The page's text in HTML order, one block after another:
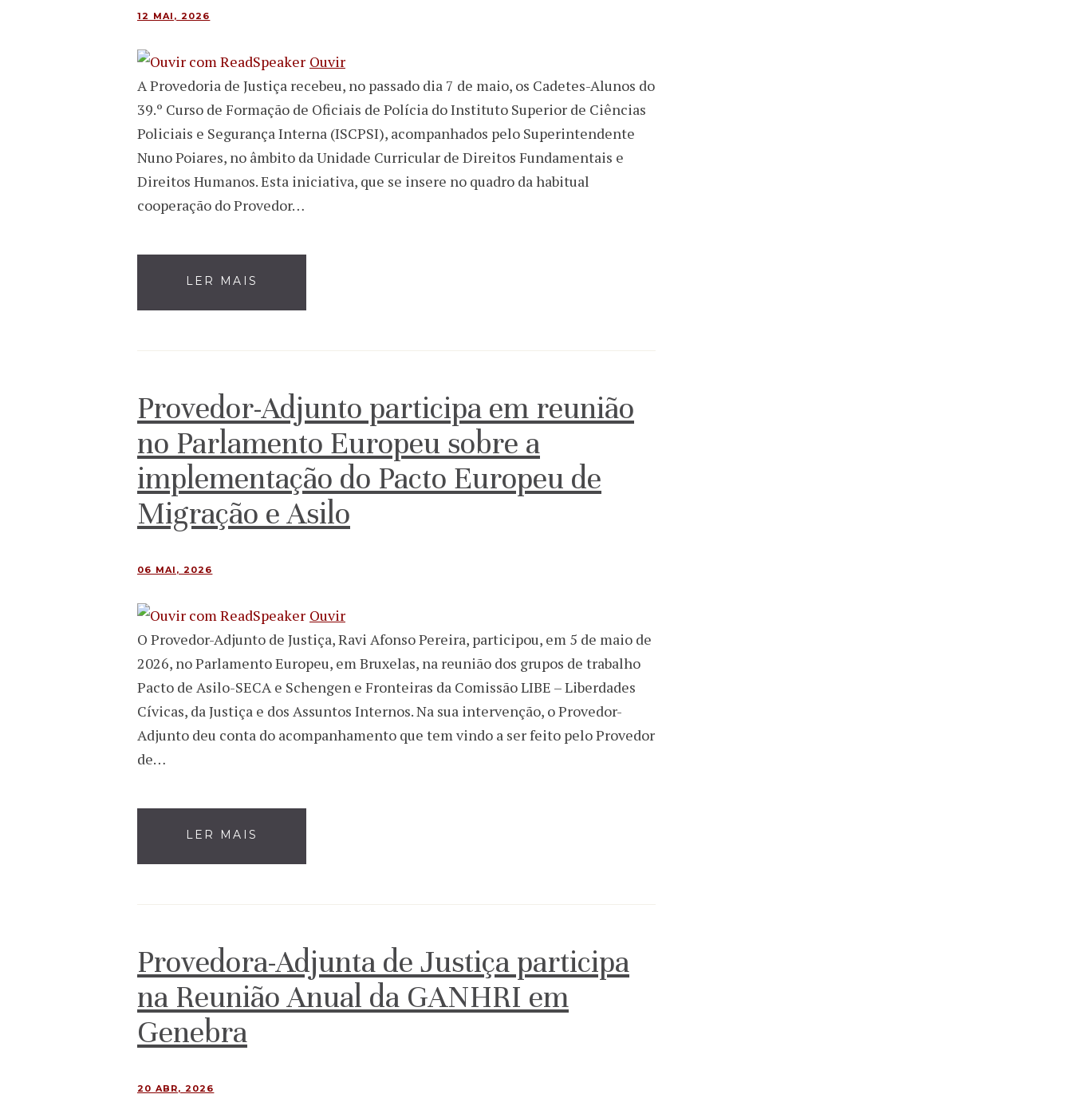
12 MAI, 2026
Ouvir
A Provedoria de Justiça recebeu, no passado dia 7 de maio, os Cadetes-Alunos do
39.º Curso de Formação de Oficiais de Polícia do Instituto Superior de Ciências
Policiais e Segurança Interna (ISCPSI), acompanhados pelo Superintendente
Nuno Poiares, no âmbito da Unidade Curricular de Direitos Fundamentais e
Direitos Humanos. Esta iniciativa, que se insere no quadro da habitual
cooperação do Provedor…
LER MAIS
Provedor-Adjunto participa em reunião
no Parlamento Europeu sobre a
implementação do Pacto Europeu de
Migração e Asilo
06 MAI, 2026
Ouvir
O Provedor-Adjunto de Justiça, Ravi Afonso Pereira, participou, em 5 de maio de
2026, no Parlamento Europeu, em Bruxelas, na reunião dos grupos de trabalho
Pacto de Asilo-SECA e Schengen e Fronteiras da Comissão LIBE – Liberdades
Cívicas, da Justiça e dos Assuntos Internos. Na sua intervenção, o Provedor-
Adjunto deu conta do acompanhamento que tem vindo a ser feito pelo Provedor
de…
LER MAIS
Provedora-Adjunta de Justiça participa
na Reunião Anual da GANHRI em
Genebra
20 ABR, 2026